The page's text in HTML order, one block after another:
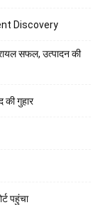
Discovery
सफल, उत्पादन की
की गुहार
पहुंचा